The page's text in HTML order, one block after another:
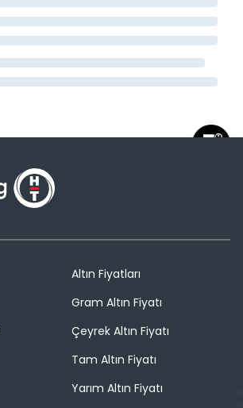
Altın Fiyatları
Gram Altın Fiyatı
Çeyrek Altın Fiyatı
Tam Altın Fiyatı
Yarım Altın Fiyatı